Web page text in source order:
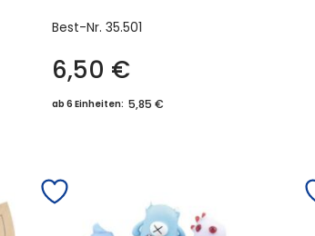
Best-Nr. 35.501
6,50 €
ab 6 Einheiten: 5,85 €
Die